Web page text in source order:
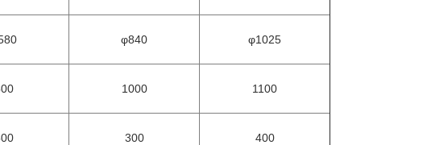
φ840 φ1025
1000 1100
300 400